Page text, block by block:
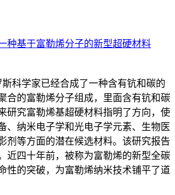
种基于富勒烯分子的新型超硬材料
斯科学家已经合成了一种含有钪和碳的
合的富勒烯分子组成，里面含有钪和碳
研究富勒烯基超硬材料指明了方向，使
、纳米电子学和光电子学元素、生物医
剂等方面的潜在候选材料。该研究报告
近四十年前，被称为富勒烯的新型全碳
性的突破，为富勒烯纳米技术铺平了道